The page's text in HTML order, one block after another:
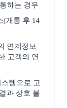
하는 경우
(개통 후 14
연계정보
고객의 연
템으로 고
과 상호 불